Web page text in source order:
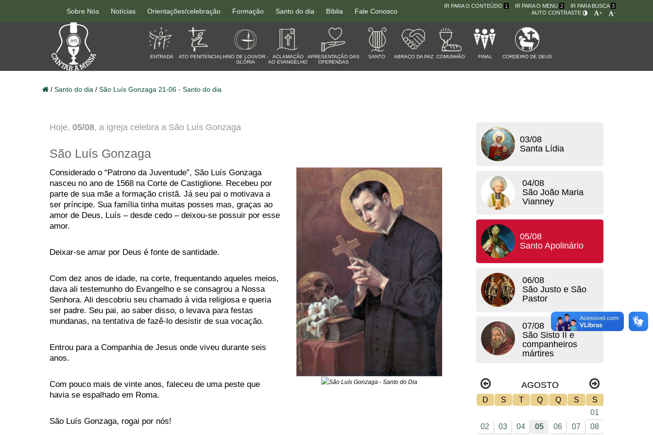
Sobre Nós Notícias Orientações/celebração Formação Santo do dia Bíblia Fale Conosco
IR PARA O CONTEÚDO 1 IR PARA O MENU 2 IR PARA BUSCA 3
AUTO CONTRASTE
+ -
ENTRADA ATO PENITENCIAL HINO DE LOUVOR -
GLÓRIA
ACLAMAÇÃO
AO EVANGELHO
APRESENTAÇÃO DAS
OFERENDAS
SANTO ABRAÇO DA PAZ COMUNHÃO FINAL CORDEIRO DE DEUS
/ Santo do dia / São Luís Gonzaga 21-06 - Santo do dia
Hoje, 05/08, a igreja celebra a São Luís Gonzaga
São Luís Gonzaga
Considerado o “Patrono da Juventude”, São Luís Gonzaga
nasceu no ano de 1568 na Corte de Castiglione. Recebeu por
parte de sua mãe a formação cristã. Já seu pai o motivava a
ser príncipe. Sua família tinha muitas posses mas, graças ao
amor de Deus, Luís – desde cedo – deixou-se possuir por esse
amor.
Deixar-se amar por Deus é fonte de santidade.
Com dez anos de idade, na corte, frequentando aqueles meios,
dava ali testemunho do Evangelho e se consagrou a Nossa
Senhora. Ali descobriu seu chamado à vida religiosa e queria
ser padre. Seu pai, ao saber disso, o levava para festas
mundanas, na tentativa de fazê-lo desistir de sua vocação.
Entrou para a Companhia de Jesus onde viveu durante seis
anos.
Com pouco mais de vinte anos, faleceu de uma peste que
havia se espalhado em Roma.
São Luís Gonzaga, rogai por nós!
03/08
Santa Lídia
04/08
São João Maria
Vianney
05/08
Santo Apolinário
06/08
São Justo e São
Pastor
07/08
São Sisto II e
companheiros
mártires